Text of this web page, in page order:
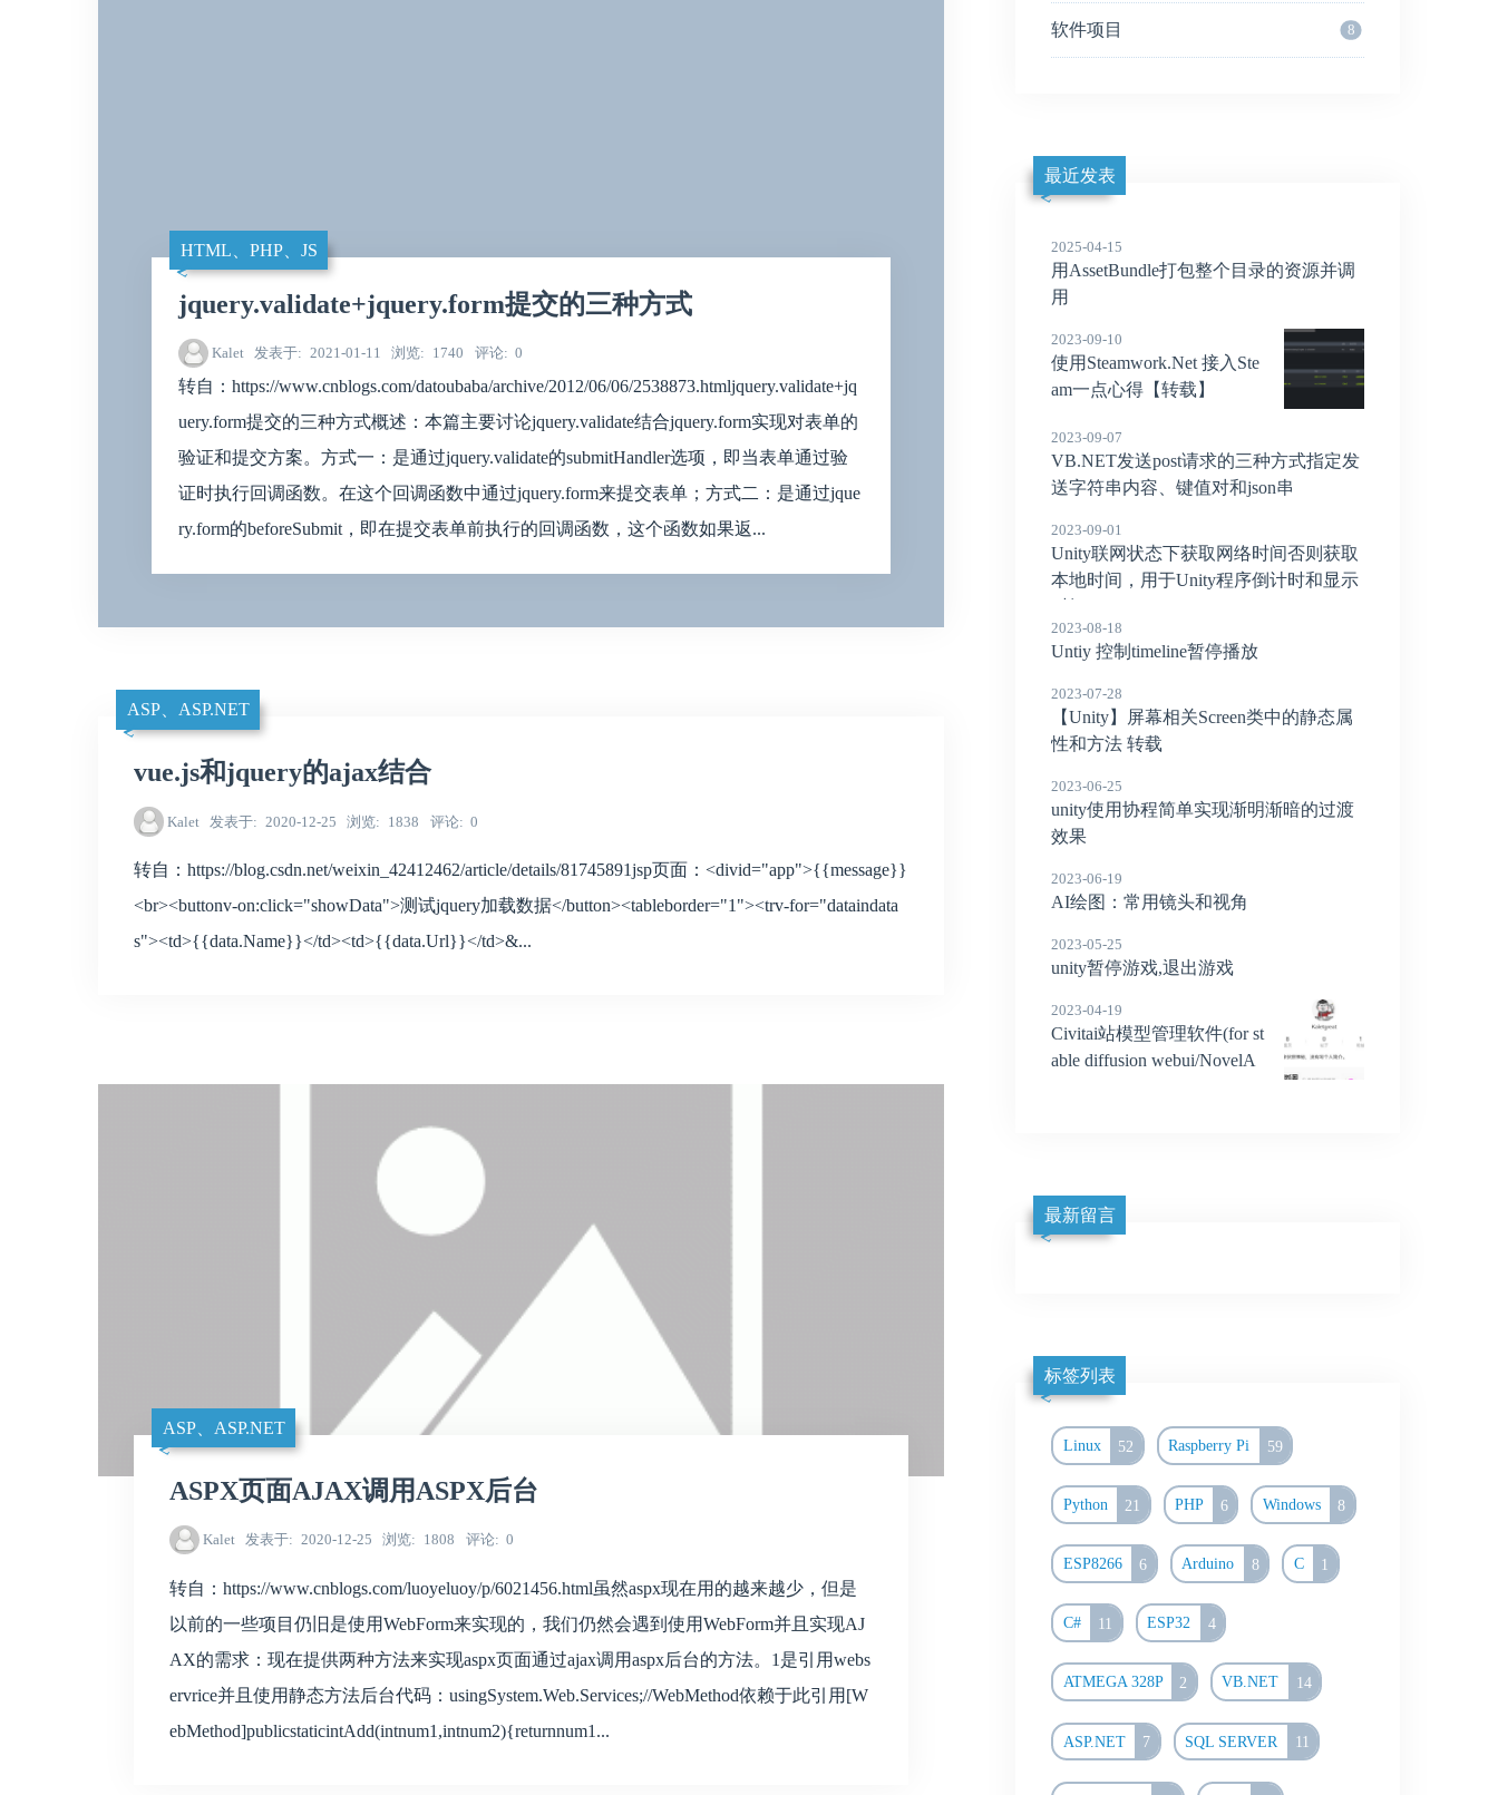
HTML、PHP、JS
jquery.validate+jquery.form提交的三种方式
Kalet 发表于 2021-01-11 浏览 1740 评论 0
转自：https://www.cnblogs.com/datoubaba/archive/2012/06/06/2538873.htmljquery.validate+jq
uery.form提交的三种方式概述：本篇主要讨论jquery.validate结合jquery.form实现对表单的
验证和提交方案。方式一：是通过jquery.validate的submitHandler选项，即当表单通过验
证时执行回调函数。在这个回调函数中通过jquery.form来提交表单；方式二：是通过jque
ry.form的beforeSubmit，即在提交表单前执行的回调函数，这个函数如果返...
ASP、ASP.NET
vue.js和jquery的ajax结合
Kalet 发表于 2020-12-25 浏览 1838 评论 0
转自：https://blog.csdn.net/weixin_42412462/article/details/81745891jsp页面：<divid="app">{{message}}
<br><buttonv-on:click="showData">测试jquery加载数据</button><tableborder="1"><trv-for="dataindata
s"><td>{{data.Name}}</td><td>{{data.Url}}</td>&...
ASP、ASP.NET
ASPX页面AJAX调用ASPX后台
Kalet 发表于 2020-12-25 浏览 1808 评论 0
转自：https://www.cnblogs.com/luoyeluoy/p/6021456.html虽然aspx现在用的越来越少，但是
以前的一些项目仍旧是使用WebForm来实现的，我们仍然会遇到使用WebForm并且实现AJ
AX的需求：现在提供两种方法来实现aspx页面通过ajax调用aspx后台的方法。1是引用webs
ervrice并且使用静态方法后台代码：usingSystem.Web.Services;//WebMethod依赖于此引用[W
ebMethod]publicstaticintAdd(intnum1,intnum2){returnnum1...
软件项目 8
最近发表
2025-04-15
用AssetBundle打包整个目录的资源并调
用
2023-09-10
使用Steamwork.Net 接入Ste
am一点心得【转载】
2023-09-07
VB.NET发送post请求的三种方式指定发
送字符串内容、键值对和json串
2023-09-01
Unity联网状态下获取网络时间否则获取
本地时间，用于Unity程序倒计时和显示
2023-08-18
Untiy 控制timeline暂停播放
2023-07-28
【Unity】屏幕相关Screen类中的静态属
性和方法 转载
2023-06-25
unity使用协程简单实现渐明渐暗的过渡
效果
2023-06-19
AI绘图：常用镜头和视角
2023-05-25
unity暂停游戏,退出游戏
2023-04-19
Civitai站模型管理软件(for st
able diffusion webui/NovelA
最新留言
标签列表
Linux 52 Raspberry Pi 59
Python 21 PHP 6 Windows 8
ESP8266 6 Arduino 8 C 1
C# 11 ESP32 4
ATMEGA 328P 2 VB.NET 14
ASP.NET 7 SQL SERVER 11